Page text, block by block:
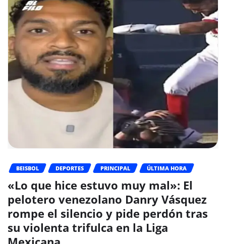
BEISBOL DEPORTES PRINCIPAL ÚLTIMA HORA
«Lo que hice estuvo muy mal»: El
pelotero venezolano Danry Vásquez
rompe el silencio y pide perdón tras
su violenta trifulca en la Liga